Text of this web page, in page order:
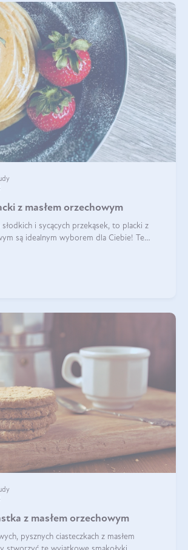
z masłem orzechowym
i sycących przekąsek, to placki z
są idealnym wyborem dla Ciebie! Te
z masłem orzechowym
pysznych ciasteczkach z masłem